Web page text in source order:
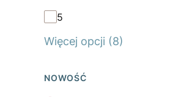
5
Więcej opcji (8)
NOWOŚĆ